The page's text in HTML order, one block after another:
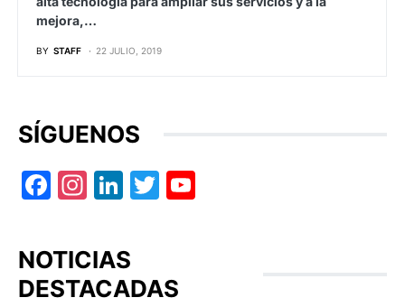
mejora,…
BY STAFF 22 JULIO, 2019
SÍGUENOS
Facebook
Instagram
LinkedIn
Twitter
NOTICIAS
DESTACADAS